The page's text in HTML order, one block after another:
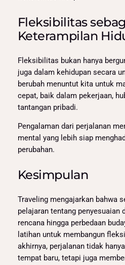
Fleksibilitas
Keterampilan
Fleksibilitas bukan hanya
juga dalam kehidupan secara
berubah menuntut kita untuk
cepat, baik dalam pekerjaan,
tantangan pribadi.
Pengalaman dari perjalanan
mental yang lebih siap
perubahan.
Kesimpulan
Traveling mengajarkan bahwa
pelajaran tentang penyesuaian
rencana hingga perbedaan
latihan untuk membangun
akhirnya, perjalanan tidak
tempat baru, tetapi juga